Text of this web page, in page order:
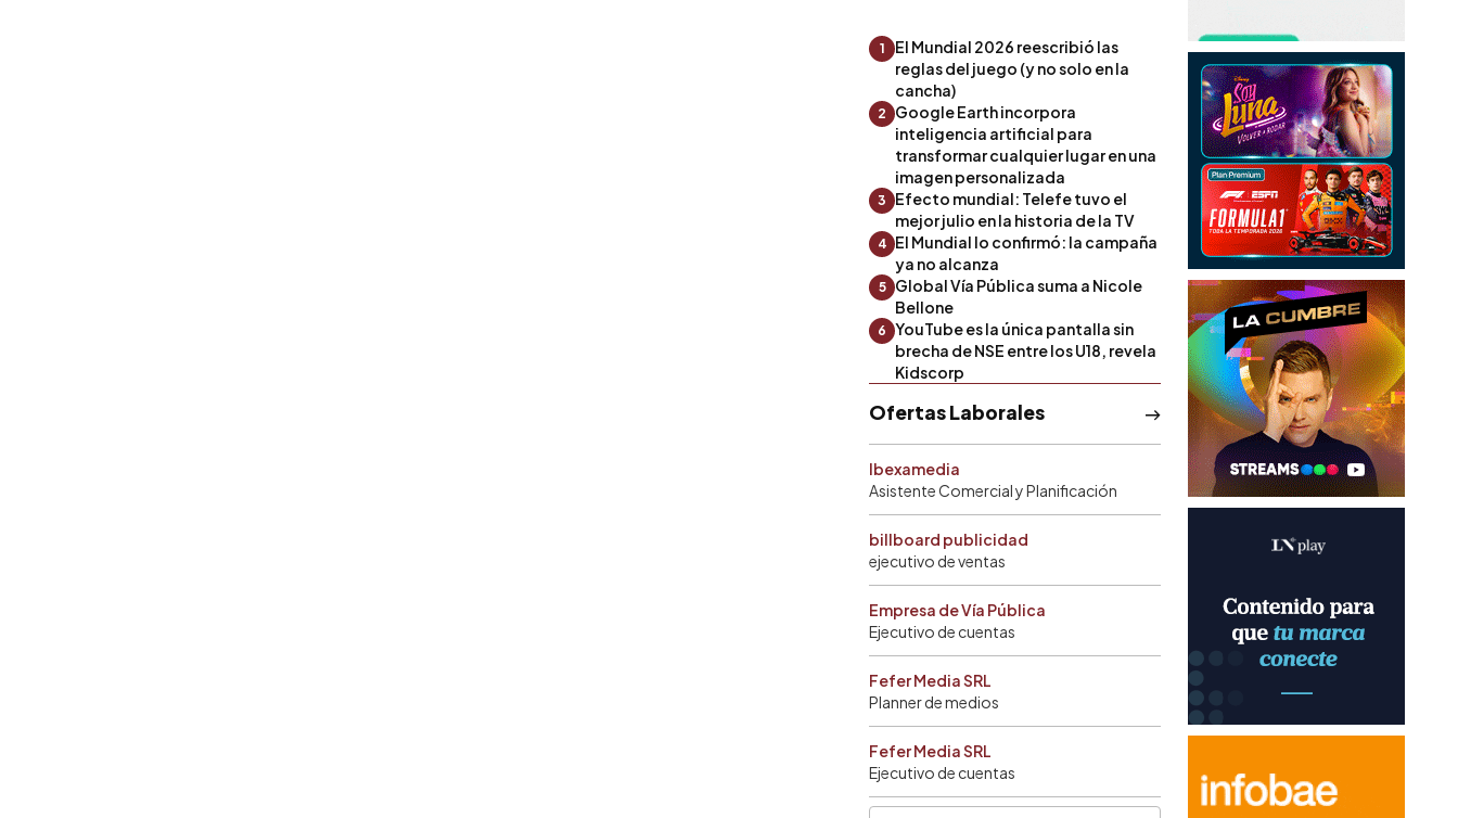
1
El Mundial 2026 reescribió las
reglas del juego (y no solo en la
cancha)
2
Google Earth incorpora
inteligencia artificial para
transformar cualquier lugar en una
imagen personalizada
3
Efecto mundial: Telefe tuvo el
mejor julio en la historia de la TV
4 El Mundial lo confirmó: la campaña
ya no alcanza
5
Global Vía Pública suma a Nicole
Bellone
6
YouTube es la única pantalla sin
brecha de NSE entre los U18, revela
Kidscorp
Ofertas Laborales
Ibexamedia
Asistente Comercial y Planificación
billboard publicidad
ejecutivo de ventas
Empresa de Vía Pública
Ejecutivo de cuentas
Fefer Media SRL
Planner de medios
Fefer Media SRL
Ejecutivo de cuentas